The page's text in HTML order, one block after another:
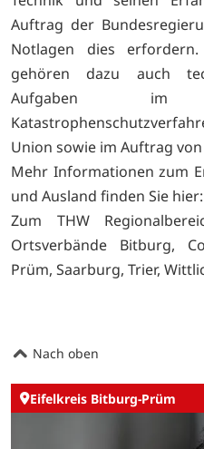
Auftrag der
Notlagen dies
gehören dazu auch
Aufgaben
Union sowie im Auftrag
Mehr Informationen zum
und Ausland finden Sie
Zum THW
Ortsverbände Bitburg,
Prüm, Saarburg, Trier,
Nach oben
Eifelkreis Bitburg-Prüm